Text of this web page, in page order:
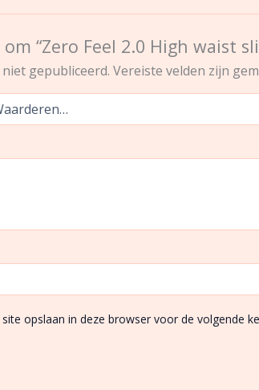
“Zero Feel 2.0 High waist
gepubliceerd. Vereiste velden zijn
opslaan in deze browser voor de volgende